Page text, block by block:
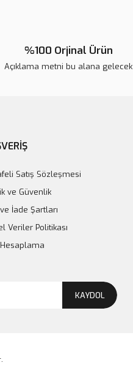
%100 Orjinal Ürün
Açıklama metni bu alana gelecek
Satış Sözleşmesi
ve Güvenlik
İade Şartları
Veriler Politikası
KAYDOL